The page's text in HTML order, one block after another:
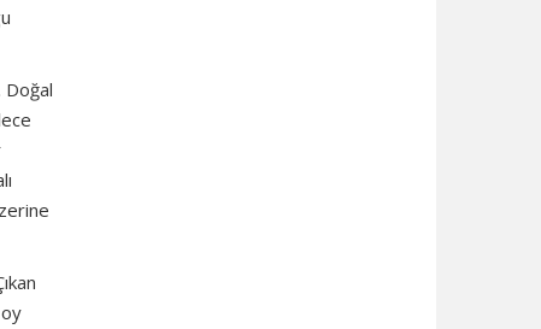
Doğal